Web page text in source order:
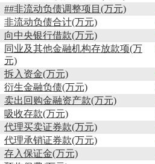
##非流动负债调整项目(万元)
非流动负债合计(万元)
向中央银行借款(万元)
同业及其他金融机构存放款项(万
元)
拆入资金(万元)
衍生金融负债(万元)
卖出回购金融资产款(万元)
吸收存款(万元)
代理买卖证券款(万元)
代理承销证券款(万元)
存入保证金(万元)